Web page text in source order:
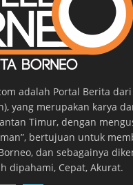
adalah Portal Berita dari
yang merupakan karya
Timur, dengan
bertujuan untuk
dan sebagainya
dipahami, Cepat, Akurat.